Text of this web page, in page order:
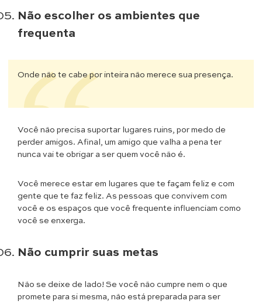
Não escolher os ambientes que
frequenta
Onde não te cabe por inteira não merece sua presença.
Você não precisa suportar lugares ruins, por medo de
perder amigos. Afinal, um amigo que valha a pena ter
nunca vai te obrigar a ser quem você não é.
Você merece estar em lugares que te façam feliz e com
gente que te faz feliz. As pessoas que convivem com
você e os espaços que você frequente influenciam como
você se enxerga.
Não cumprir suas metas
Não se deixe de lado! Se você não cumpre nem o que
promete para si mesma, não está preparada para ser